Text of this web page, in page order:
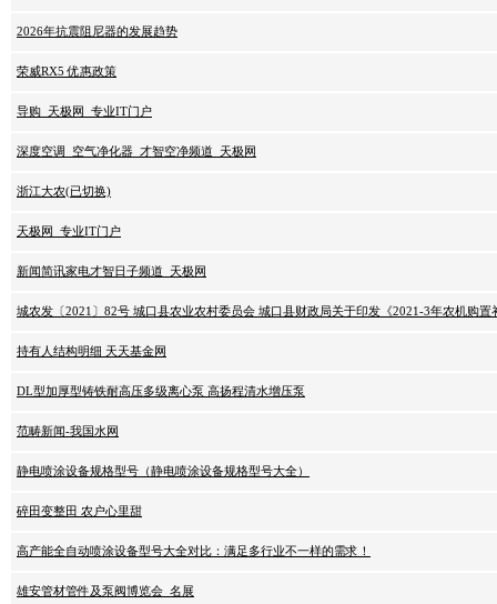
2026年抗震阻尼器的发展趋势
荣威RX5 优惠政策
导购_天极网_专业IT门户
深度空调_空气净化器_才智空净频道_天极网
浙江大农(已切换)
天极网_专业IT门户
新闻简讯家电才智日子频道_天极网
城农发〔2021〕82号 城口县农业农村委员会 城口县财政局关于印发《2021-3年农机购置
持有人结构明细 天天基金网
DL型加厚型铸铁耐高压多级离心泵 高扬程清水增压泵
范畴新闻-我国水网
静电喷涂设备规格型号（静电喷涂设备规格型号大全）
碎田变整田 农户心里甜
高产能全自动喷涂设备型号大全对比：满足多行业不一样的需求！
雄安管材管件及泵阀博览会_名展